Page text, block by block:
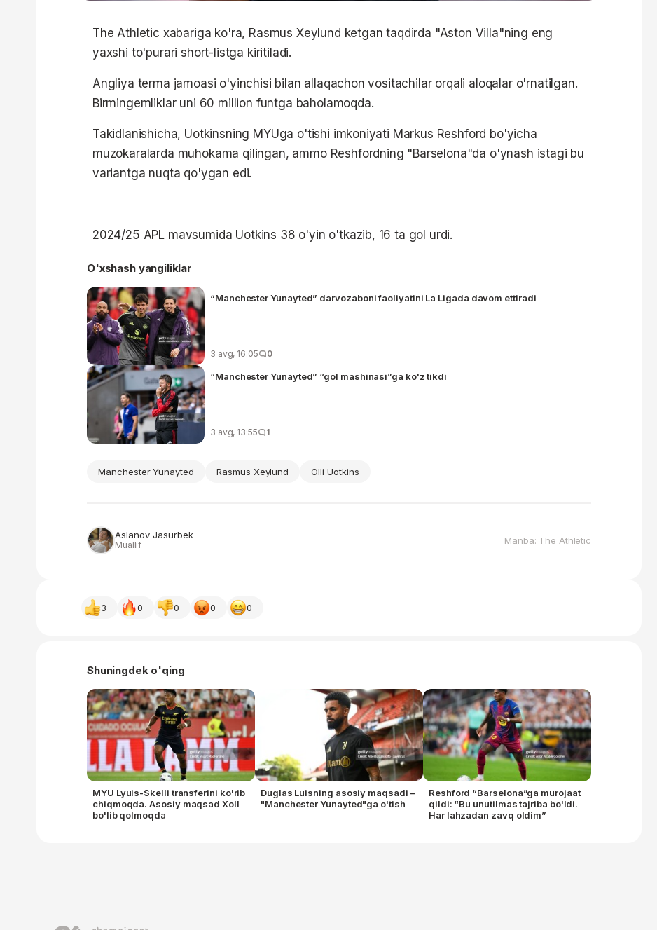
The Athletic xabariga ko'ra, Rasmus Xeylund ketgan taqdirda "Aston Villa"ning eng
yaxshi to'purari short-listga kiritiladi.
Angliya terma jamoasi o'yinchisi bilan allaqachon vositachilar orqali aloqalar o'rnatilgan.
Birmingemliklar uni 60 million funtga baholamoqda.
Takidlanishicha, Uotkinsning MYUga o'tishi imkoniyati Markus Reshford bo'yicha
muzokaralarda muhokama qilingan, ammo Reshfordning "Barselona"da o'ynash istagi bu
variantga nuqta qo'ygan edi.
2024/25 APL mavsumida Uotkins 38 o'yin o'tkazib, 16 ta gol urdi.
O'xshash yangiliklar
“Manchester Yunayted” darvozaboni faoliyatini La Ligada davom ettiradi
3 avg, 16:05 0
“Manchester Yunayted” “gol mashinasi”ga ko'z tikdi
3 avg, 13:55 1
Manchester Yunayted Rasmus Xeylund Olli Uotkins
Aslanov Jasurbek
Muallif Manba: The Athletic
3 0 0 0 0
Shuningdek o'qing
MYU Lyuis-Skelli transferini ko'rib
chiqmoqda. Asosiy maqsad Xoll
bo'lib qolmoqda
Duglas Luisning asosiy maqsadi –
"Manchester Yunayted"ga o'tish
Reshford “Barselona”ga murojaat
qildi: “Bu unutilmas tajriba bo'ldi.
Har lahzadan zavq oldim”